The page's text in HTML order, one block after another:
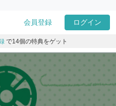
会員登録 ログイン
で14個の特典をゲット